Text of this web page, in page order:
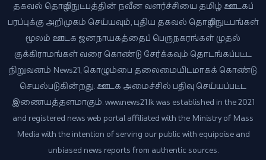
தகவல் தொழில்நுட்பத்தின் நவீன வளர்ச்சியை தமிழ் ஊடகப்
பரப்புக்கு அறிமுகம் செய்யவும், புதிய தகவல் தொழில்நுட்பங்கள்
மூலம் ஊடக ஜனநாயகத்தைப் பெருநகரங்கள் முதல்
குக்கிராமங்கள் வரை கொண்டு சேர்க்கவும் தொடங்கப்பட்ட
நிறுவனம் News21, கொழும்பை தலைமையிடமாகக் கொண்டு
செயல்படுகின்றது. ஊடக அமைச்சில் பதிவு செய்யப்பட்ட
இணையத்தளமாகும். www.news21.lk was established in the 2021
and registered news web portal affiliated with the Ministry of Mass
Media with the intention of serving our public with equipoise and
unbiased news reports from authentic sources.